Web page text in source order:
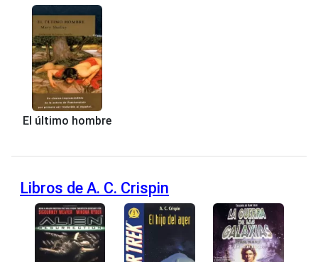
El último hombre
Libros de A. C. Crispin